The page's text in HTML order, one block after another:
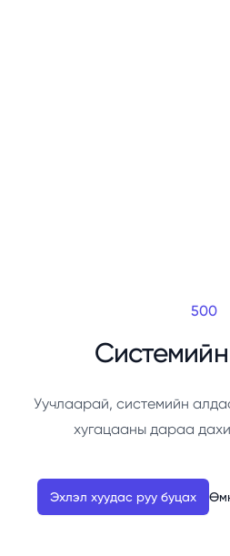
500
Уучлаарай, системийн
хугацааны дараа
Эхлэл хуудас руу буцах